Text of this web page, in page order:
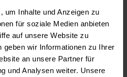
um Inhalte und Anzeigen zu
für soziale Medien anbieten
auf unsere Website zu
geben wir Informationen zu Ihrer
an unsere Partner für
und Analysen weiter. Unsere